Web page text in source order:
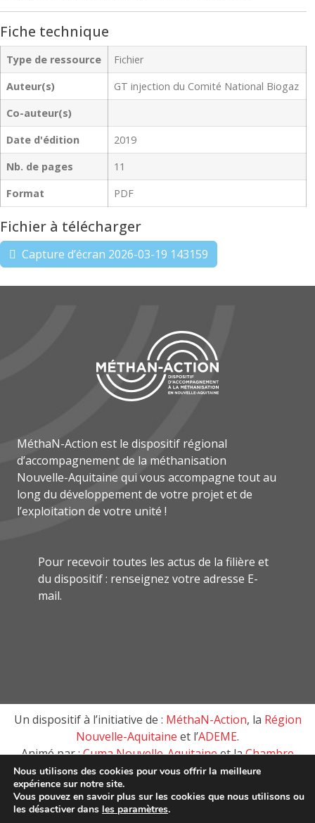
Fiche technique
Type de ressource
Fichier
Auteur(s)
GT injection du Comité National Biogaz
Co-auteur(s)
Date d'édition
2019
Nb. de pages
11
Format
PDF
Fichier à télécharger
Capture d’écran 2026-03-19 143159
MéthaN-Action est le dispositif régional
d’accompagnement de la méthanisation
Nouvelle-Aquitaine qui vous accompagne tout au
long du développement de votre projet et de
l’exploitation de votre unité !
Pour recevoir toutes les actus de la filière et
du dispositif : renseignez votre adresse E-
mail.
Un dispositif à l’initiative de : MéthaN-Action, la Région
Nouvelle-Aquitaine et l’ADEME.
Animé par :Cuma Nouvelle-Aquitaineet laChambre
d’agriculture de Nouvelle-Aquitaine
MéthaN-Action, tous droits réservés © 2018 –
Nous utilisons des cookies pour vous offrir la meilleure
expérience sur notre site.
Vous pouvez en savoir plus sur les cookies que nous utilisons ou
les désactiver dans les paramètres.